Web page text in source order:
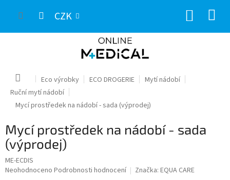
CZK
Domů Eco výrobky ECO DROGERIE
Mytí nádobí
Ruční mytí nádobí
Mycí prostředek na nádobí - sada (výprodej)
Mycí prostředek na nádobí - sada
(výprodej)
ME-ECDIS
Průměrné
Neohodnoceno Podrobnosti hodnocení Značka: EQUA CARE